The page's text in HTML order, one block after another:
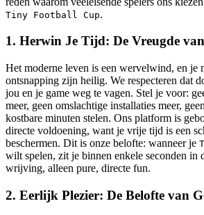
Tiny Football Cup.
1. Herwin Je Tijd: De Vreugde
Het moderne leven is een wervelwind, en je
ontsnapping zijn heilig. We respecteren dat
jou en je game weg te vagen. Stel je voor:
meer, geen omslachtige installaties meer,
kostbare minuten stelen. Ons platform is
directe voldoening, want je vrije tijd is een
beschermen. Dit is onze belofte: wanneer je
wilt spelen, zit je binnen enkele seconden in
wrijving, alleen pure, directe fun.
2. Eerlijk Plezier: De Belofte van